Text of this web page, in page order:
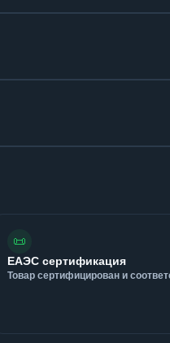
📜
ЕАЭС сертификация
Товар сертифицирован и